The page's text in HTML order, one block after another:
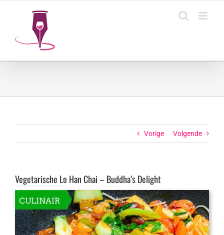
Vorige Volgende
Vegetarische Lo Han Chai – Buddha’s Delight